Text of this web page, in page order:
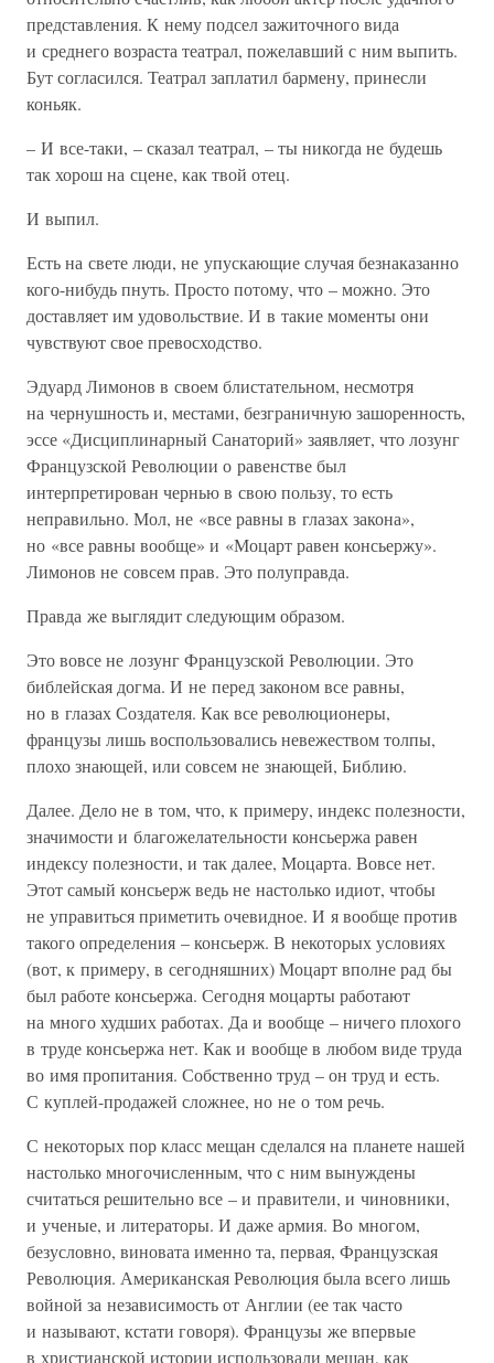
представления. К нему подсел зажиточного вида
и среднего возраста театрал, пожелавший с ним выпить.
Бут согласился. Театрал заплатил бармену, принесли
коньяк.
– И все-таки, – сказал театрал, – ты никогда не будешь
так хорош на сцене, как твой отец.
И выпил.
Есть на свете люди, не упускающие случая безнаказанно
кого-нибудь пнуть. Просто потому, что – можно. Это
доставляет им удовольствие. И в такие моменты они
чувствуют свое превосходство.
Эдуард Лимонов в своем блистательном, несмотря
на чернушность и, местами, безграничную зашоренность,
эссе «Дисциплинарный Санаторий» заявляет, что лозунг
Французской Революции о равенстве был
интерпретирован чернью в свою пользу, то есть
неправильно. Мол, не «все равны в глазах закона»,
но «все равны вообще» и «Моцарт равен консьержу».
Лимонов не совсем прав. Это полуправда.
Правда же выглядит следующим образом.
Это вовсе не лозунг Французской Революции. Это
библейская догма. И не перед законом все равны,
но в глазах Создателя. Как все революционеры,
французы лишь воспользовались невежеством толпы,
плохо знающей, или совсем не знающей, Библию.
Далее. Дело не в том, что, к примеру, индекс полезности,
значимости и благожелательности консьержа равен
индексу полезности, и так далее, Моцарта. Вовсе нет.
Этот самый консьерж ведь не настолько идиот, чтобы
не управиться приметить очевидное. И я вообще против
такого определения – консьерж. В некоторых условиях
(вот, к примеру, в сегодняшних) Моцарт вполне рад бы
был работе консьержа. Сегодня моцарты работают
на много худших работах. Да и вообще – ничего плохого
в труде консьержа нет. Как и вообще в любом виде труда
во имя пропитания. Собственно труд – он труд и есть.
С куплей-продажей сложнее, но не о том речь.
С некоторых пор класс мещан сделался на планете нашей
настолько многочисленным, что с ним вынуждены
считаться решительно все – и правители, и чиновники,
и ученые, и литераторы. И даже армия. Во многом,
безусловно, виновата именно та, первая, Французская
Революция. Американская Революция была всего лишь
войной за независимость от Англии (ее так часто
и называют, кстати говоря). Французы же впервые
в христианской истории использовали мещан, как